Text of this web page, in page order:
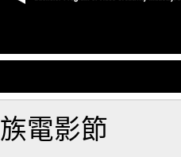
電影節